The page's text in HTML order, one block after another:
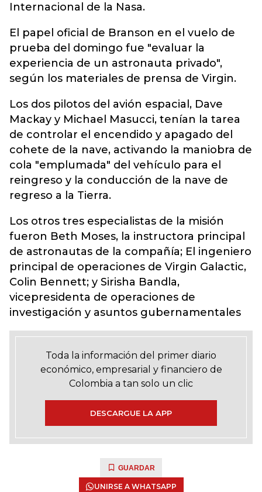
Internacional de la Nasa.
El papel oficial de Branson en el vuelo de
prueba del domingo fue "evaluar la
experiencia de un astronauta privado",
según los materiales de prensa de Virgin.
Los dos pilotos del avión espacial, Dave
Mackay y Michael Masucci, tenían la tarea
de controlar el encendido y apagado del
cohete de la nave, activando la maniobra de
cola "emplumada" del vehículo para el
reingreso y la conducción de la nave de
regreso a la Tierra.
Los otros tres especialistas de la misión
fueron Beth Moses, la instructora principal
de astronautas de la compañía; El ingeniero
principal de operaciones de Virgin Galactic,
Colin Bennett; y Sirisha Bandla,
vicepresidenta de operaciones de
investigación y asuntos gubernamentales
Toda la información del primer diario
económico, empresarial y financiero de
Colombia a tan solo un clic
DESCARGUE LA APP
GUARDAR
UNIRSE A WHATSAPP